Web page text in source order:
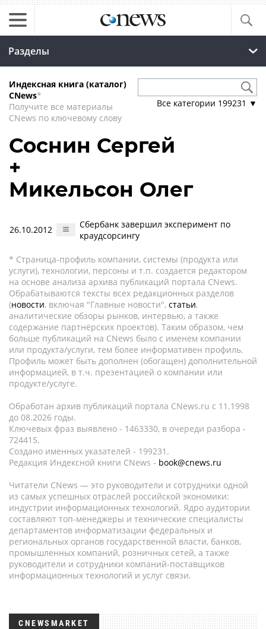
Разделы
Индексная книга (каталог)
CNews*
Получите все материалы
CNews по ключевому слову
Все категории 199231 ▼
Соснин Сергей
+
Микельсон Олег
26.10.2012
Сбербанк завершил эксперимент по
краудсорсингу
* Страница-профиль компании, системы (продукта или
услуги), технологии, персоны и т.п. создается редактором
на основе анализа архива публикаций портала CNews.
Обрабатываются тексты всех редакционных разделов
(новости, включая "Главные новости", статьи,
аналитические обзоры рынков, интервью, а также
содержание партнёрских проектов). Таким образом, чем
больше публикаций на CNews было с именем компании
или продукта/услуги, тем более информативен профиль.
Профиль может быть дополнен (обогащен) дополнительной
информацией, в т.ч. презентацией о компании или
продукте/услуге.
Обработан архив публикаций портала CNews.ru c 11.1998
до 08.2026 годы.
Ключевых фраз выявлено - 1463330, в очереди разбора -
724415.
Создано именных указателей - 199231.
Редакция Индексной книги CNews - book@cnews.ru
Читатели CNews — это руководители и сотрудники одной
из самых успешных отраслей российской экономики:
индустрии информационных технологий. Ядро аудитории
составляют топ-менеджеры и технические специалисты
департаментов информатизации федеральных и
региональных органов государственной власти, банков,
промышленных компаний, розничных сетей, а также
руководители и сотрудники компаний-поставщиков
информационных технологий и услуг связи.
CNEWSMARKET